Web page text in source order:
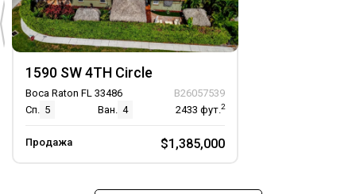
1590 SW 4TH Circle
Boca Raton FL 33486
B26057539
Сп. 5 Ван. 4 2433 фут.2
Продажа $1,385,000